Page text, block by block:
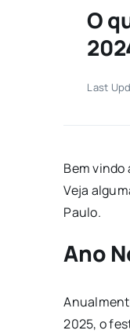
O
Last
Bem vindo
Veja
Paulo.
Ano
2025, o